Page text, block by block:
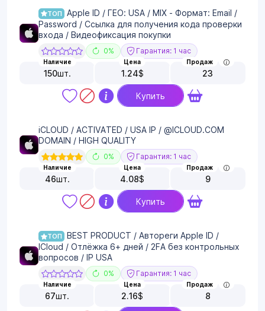
ТОП
Apple ID / ГЕО: USA / MIX - Формат: Email /
Password / Ссылка для получения кода проверки
входа / Видеофиксация покупки
0% Гарантия: 1 час
Наличие
150шт.
Цена
1.24$
Продаж
23
Купить
iCLOUD / ACTIVATED / USA IP / @ICLOUD.COM
DOMAIN / HIGH QUALITY
0% Гарантия: 1 час
Наличие
46шт.
Цена
4.08$
Продаж
9
Купить
ТОП
BEST PRODUCT / Автореги Apple ID /
ICloud / Отлёжка 6+ дней / 2FA без контрольных
вопросов / IP USA
0% Гарантия: 1 час
Наличие
67шт.
Цена
2.16$
Продаж
8